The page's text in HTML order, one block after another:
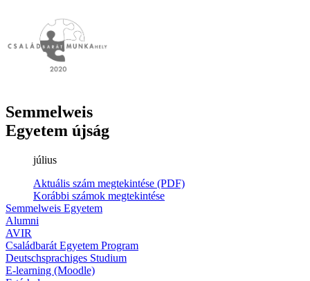
Semmelweis
Egyetem újság
július
Aktuális szám megtekintése (PDF)
Korábbi számok megtekintése
Semmelweis Egyetem
Alumni
AVIR
Családbarát Egyetem Program
Deutschsprachiges Studium
E-learning (Moodle)